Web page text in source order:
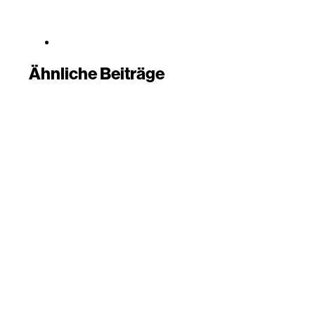
Ähnliche Beiträge